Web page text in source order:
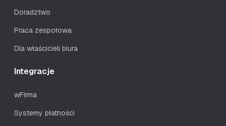
Doradztwo
Praca zespołowa
Dla właścicieli biura
Integracje
wFirma
Systemy płatności